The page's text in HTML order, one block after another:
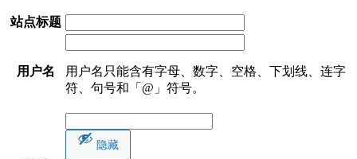
站点标题
用户名
用户名只能含有字母、数字、空格、下划线、连字
符、句号和「@」符号。
隐藏